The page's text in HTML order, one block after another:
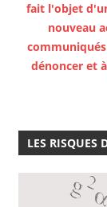
fait l'objet
nouveau
communiqués
dénoncer et
LES RISQUES